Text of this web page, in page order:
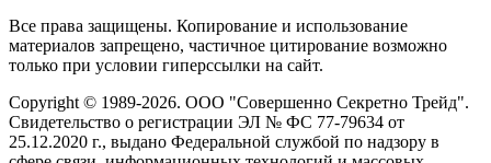
Все права защищены. Копирование и использование
материалов запрещено, частичное цитирование возможно
только при условии гиперссылки на сайт.
Copyright © 1989-2026. ООО "Совершенно Секретно Трейд".
Свидетельство о регистрации ЭЛ № ФС 77-79634 от
25.12.2020 г., выдано Федеральной службой по надзору в